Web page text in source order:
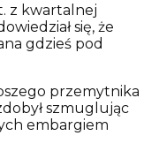
z kwartalnej
się, że
gdzieś pod
przemytnika
szmuglując
embargiem